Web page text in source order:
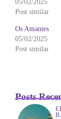
05/02/2025
Post similar
Os Amantes
05/02/2025
Post similar
Posts